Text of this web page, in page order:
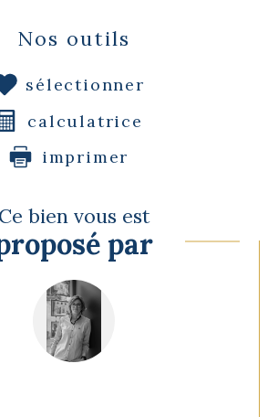
Nos outils
sélectionner
calculatrice
imprimer
Ce bien vous est
par